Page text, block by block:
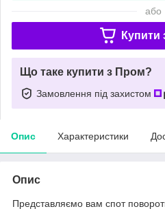
або
Купити
Що таке купити з Пром?
Замовлення під захистом
Опис Характеристики
Опис
Представляємо вам спот